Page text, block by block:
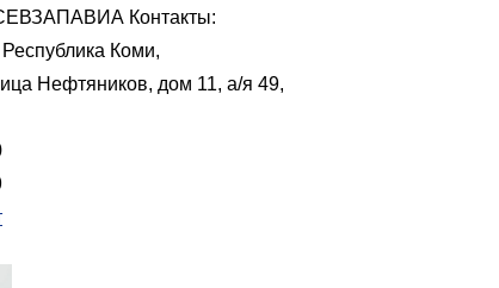
Контакты:
Коми,
Нефтяников, дом 11, а/я 49,